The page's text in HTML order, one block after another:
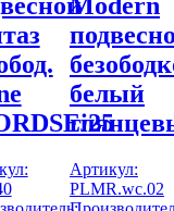
белый
Артикул:
PLMR.wc.02